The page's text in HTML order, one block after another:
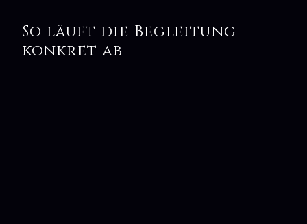
So läuft die Begleitung
konkret ab